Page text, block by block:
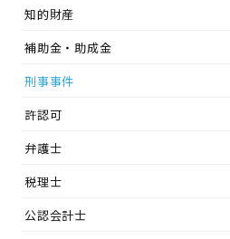
知的財産
補助金・助成金
刑事事件
許認可
弁護士
税理士
公認会計士